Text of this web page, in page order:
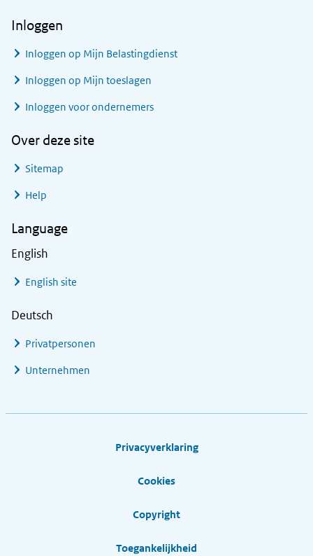
Inloggen
Inloggen op Mijn Belastingdienst
Inloggen op Mijn toeslagen
Inloggen voor ondernemers
Over deze site
Sitemap
Help
Language
English
English site
Deutsch
Privatpersonen
Unternehmen
Privacyverklaring
Cookies
Copyright
Toegankelijkheid